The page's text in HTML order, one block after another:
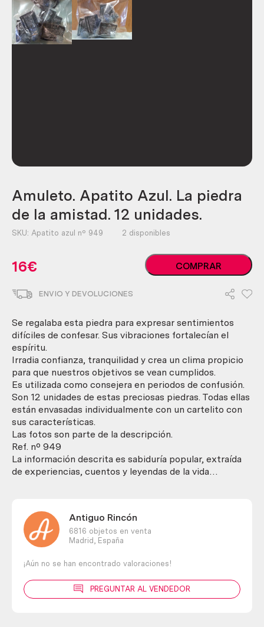
Amuleto. Apatito Azul. La piedra
de la amistad. 12 unidades.
SKU: Apatito azul nº 949 2 disponibles
16€
Amuleto.
Apatito
de
la
12
unidades.
cantidad
COMPRAR
ENVIO Y DEVOLUCIONES
Se regalaba esta piedra para expresar sentimientos
difíciles de confesar. Sus vibraciones fortalecían el
espíritu.
Irradia confianza, tranquilidad y crea un clima propicio
para que nuestros objetivos se vean cumplidos.
Es utilizada como consejera en periodos de confusión.
Son 12 unidades de estas preciosas piedras. Todas ellas
están envasadas individualmente con un cartelito con
sus características.
Las fotos son parte de la descripción.
Ref. nº 949
La información descrita es sabiduría popular, extraída
de experiencias, cuentos y leyendas de la vida…
Antiguo Rincón
6816 objetos en venta
Madrid,
España
¡Aún no se han encontrado valoraciones!
PREGUNTAR AL VENDEDOR